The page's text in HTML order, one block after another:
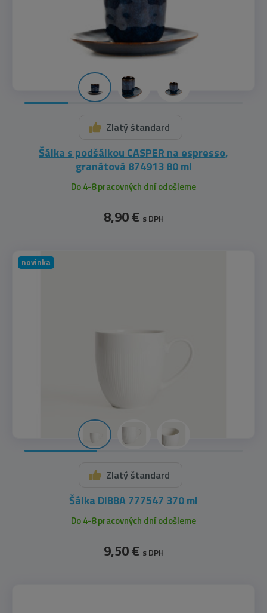
Zlatý štandard
Šálka s podšálkou CASPER na espresso,
granátová 874913 80 ml
Do 4-8 pracovných dní odošleme
8,90 € s DPH
novinka
Zlatý štandard
Šálka DIBBA 777547 370 ml
Do 4-8 pracovných dní odošleme
9,50 € s DPH